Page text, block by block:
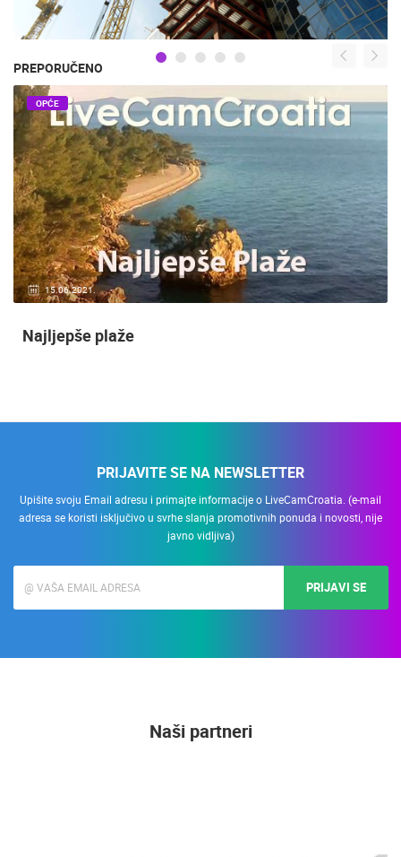
PREPORUČENO
15.06.2021.
OPĆE
Najljepše plaže
PRIJAVITE SE NA NEWSLETTER
Upišite svoju Email adresu i primajte informacije o LiveCamCroatia. (e-mail
adresa se koristi isključivo u svrhe slanja promotivnih ponuda i novosti, nije
javno vidljiva)
PRIJAVI SE
Naši partneri